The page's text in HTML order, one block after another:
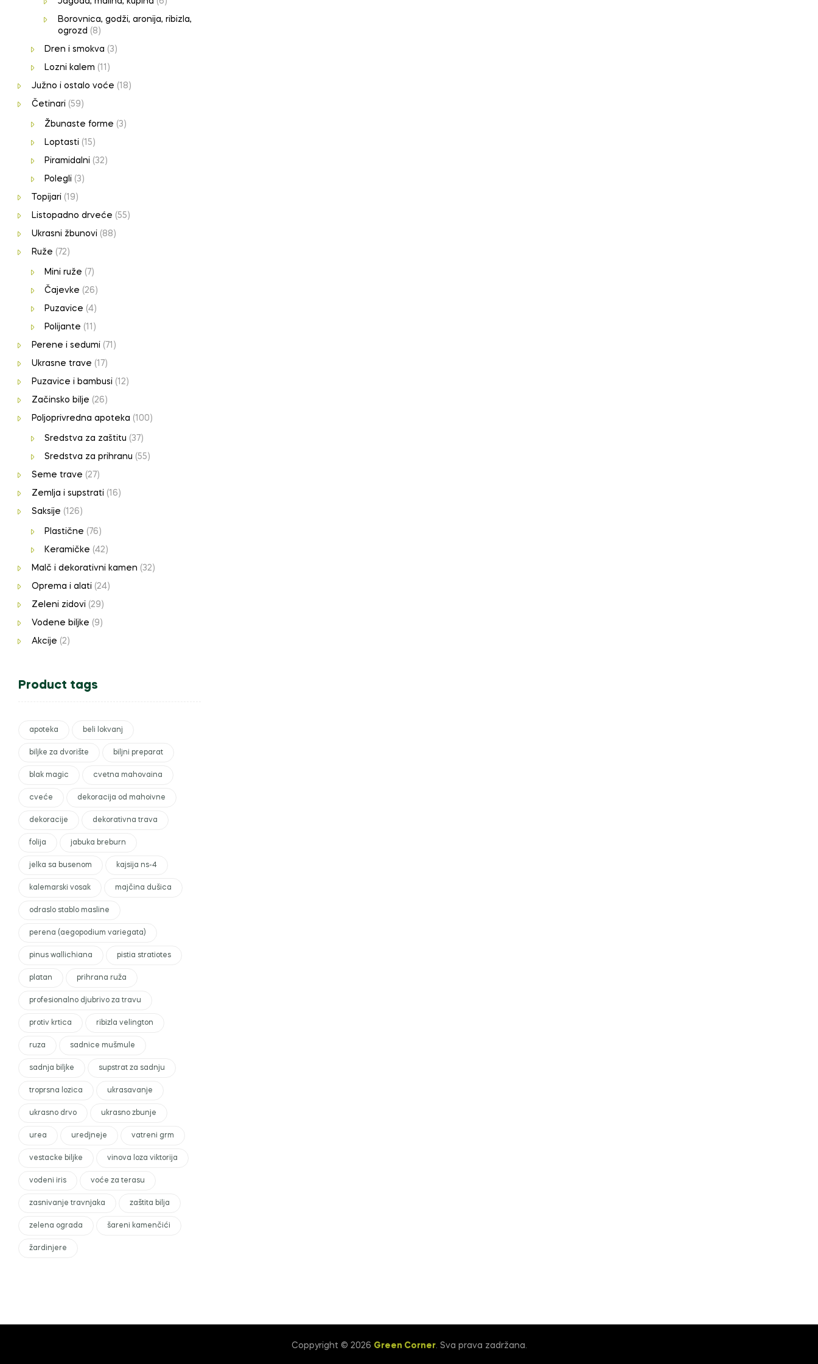
Borovnica, godži, aronija, ribizla,
ogrozd (8)
Dren i smokva (3)
Lozni kalem (11)
Južno i ostalo voće (18)
Četinari (59)
Žbunaste forme (3)
Loptasti (15)
Piramidalni (32)
Polegli (3)
Topijari (19)
Listopadno drveće (55)
Ukrasni žbunovi (88)
Ruže (72)
Mini ruže (7)
Čajevke (26)
Puzavice (4)
Polijante (11)
Perene i sedumi (71)
Ukrasne trave (17)
Puzavice i bambusi (12)
Začinsko bilje (26)
Poljoprivredna apoteka (100)
Sredstva za zaštitu (37)
Sredstva za prihranu (55)
Seme trave (27)
Zemlja i supstrati (16)
Saksije (126)
Plastične (76)
Keramičke (42)
Malč i dekorativni kamen (32)
Oprema i alati (24)
Zeleni zidovi (29)
Vodene biljke (9)
Akcije (2)
Product tags
apoteka beli lokvanj
biljke za dvorište biljni preparat
blak magic cvetna mahovaina
cveće dekoracija od mahoivne
dekoracije dekorativna trava
folija jabuka breburn
jelka sa busenom kajsija ns-4
kalemarski vosak majčina dušica
odraslo stablo masline
perena (aegopodium variegata)
pinus wallichiana pistia stratiotes
platan prihrana ruža
profesionalno djubrivo za travu
protiv krtica ribizla velington
ruza sadnice mušmule
sadnja biljke supstrat za sadnju
troprsna lozica ukrasavanje
ukrasno drvo ukrasno zbunje
urea uredjneje vatreni grm
vestacke biljke vinova loza viktorija
vodeni iris voće za terasu
zasnivanje travnjaka zaštita bilja
zelena ograda šareni kamenčići
žardinjere
Coppyright © 2026 Green Corner. Sva prava zadržana.